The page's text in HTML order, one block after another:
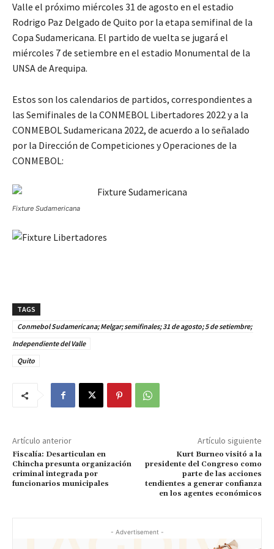
Valle el próximo miércoles 31 de agosto en el estadio
Rodrigo Paz Delgado de Quito por la etapa semifinal de la
Copa Sudamericana. El partido de vuelta se jugará el
miércoles 7 de setiembre en el estadio Monumental de la
UNSA de Arequipa.
Estos son los calendarios de partidos, correspondientes a
las Semifinales de la CONMEBOL Libertadores 2022 y a la
CONMEBOL Sudamericana 2022, de acuerdo a lo señalado
por la Dirección de Competiciones y Operaciones de la
CONMEBOL:
Fixture Sudamericana
TAGS
Conmebol Sudamericana; Melgar; semifinales; 31 de agosto; 5 de setiembre;
Independiente del Valle
Quito
Artículo anterior
Fiscalía: Desarticulan en
Chincha presunta organización
criminal integrada por
funcionarios municipales
Artículo siguiente
Kurt Burneo visitó a la
presidente del Congreso como
parte de las acciones
tendientes a generar confianza
en los agentes económicos
- Advertisement -